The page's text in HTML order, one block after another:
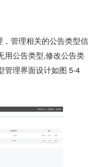
管理相关的公告类型信
用公告类型,修改公告类
管理界面设计如图 5-4